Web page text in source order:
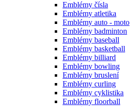
Emblémy čísla
Emblémy atletika
Emblémy auto - moto
Emblémy badminton
Emblémy baseball
Emblémy basketball
Emblémy billiard
Emblémy bowling
Emblémy bruslení
Emblémy curling
Emblémy cyklistika
Emblémy floorball